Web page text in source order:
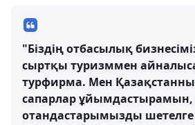
"Біздің отбасылық
сыртқы туризммен
турфирма. Мен
сапарлар
отандастарымызды шетелге